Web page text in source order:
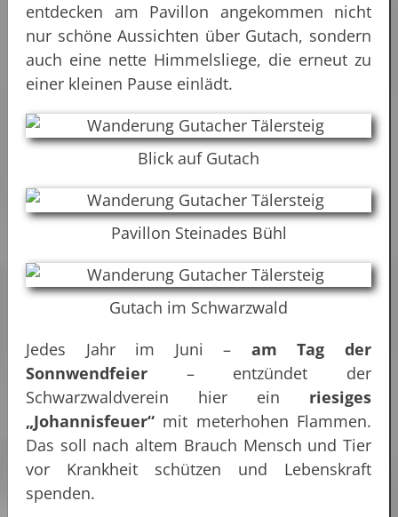
entdecken am Pavillon angekommen nicht
nur schöne Aussichten über Gutach, sondern
auch eine nette Himmelsliege, die erneut zu
einer kleinen Pause einlädt.
Blick auf Gutach
Pavillon Steinades Bühl
Gutach im Schwarzwald
Jedes Jahr im Juni – am Tag der
Sonnwendfeier – entzündet der
Schwarzwaldverein hier ein riesiges
„Johannisfeuer“ mit meterhohen Flammen.
Das soll nach altem Brauch Mensch und Tier
vor Krankheit schützen und Lebenskraft
spenden.